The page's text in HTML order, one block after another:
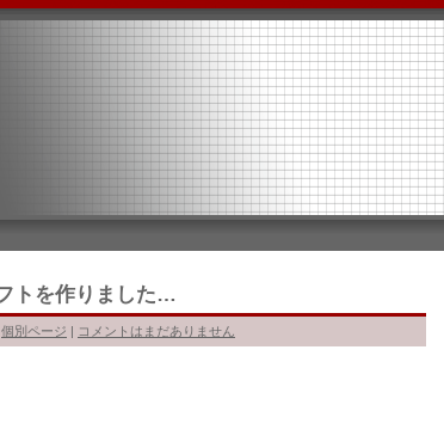
トを作りました…
個別ページ | コメントはまだありません